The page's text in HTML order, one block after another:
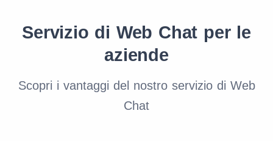
Servizio di Web Chat per le
aziende
Scopri i vantaggi del nostro servizio di Web
Chat